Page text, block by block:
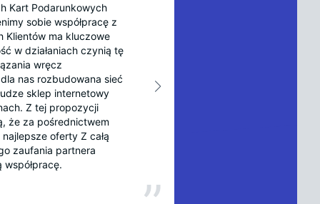
Kart Podarunkowych
sobie współpracę z
Klientów ma kluczowe
w działaniach czynią tę
wręcz
nas rozbudowana sieć
sklep internetowy
Z tej propozycji
że za pośrednictwem
oferty Z całą
zaufania partnera